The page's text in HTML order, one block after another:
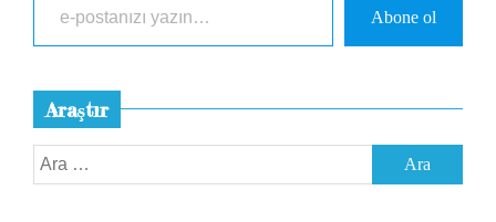
Abone ol
Araştır
Arama: